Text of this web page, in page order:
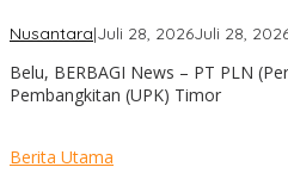
Nusantara|Juli 28, 2026Juli 28,
Belu, BERBAGI News – PT PLN
Pembangkitan (UPK) Timor
Berita Utama